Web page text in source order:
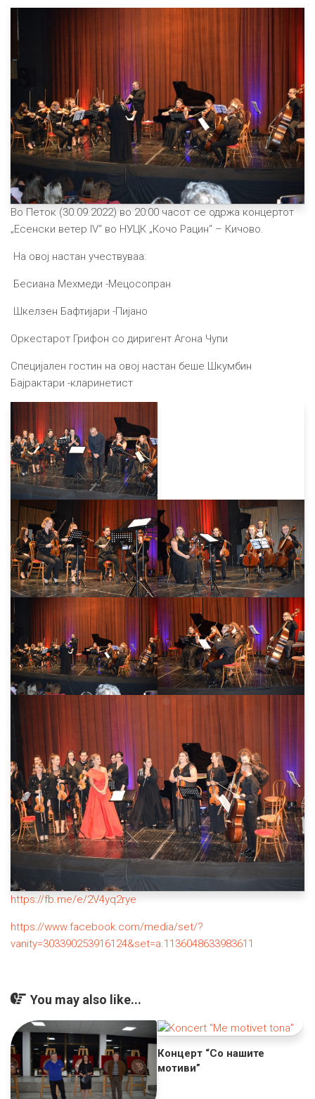
Во Петок (30.09.2022) во 20:00 часот се одржа концертот
„Есенски ветер IV“ во НУЦК „Кочо Рацин“ – Кичово.
На овој настан учествуваа:
Бесиана Мехмеди -Мецосопран
Шкелзен Бафтијари -Пијано
Оркестарот Грифон со диригент Агона Чупи
Специјален гостин на овој настан беше Шкумбин
Бајрактари -кларинетист
https://fb.me/e/2V4yq2rye
https://www.facebook.com/media/set/?
vanity=303390253916124&set=a.1136048633983611
You may also like...
Концерт “Со нашите
мотиви”